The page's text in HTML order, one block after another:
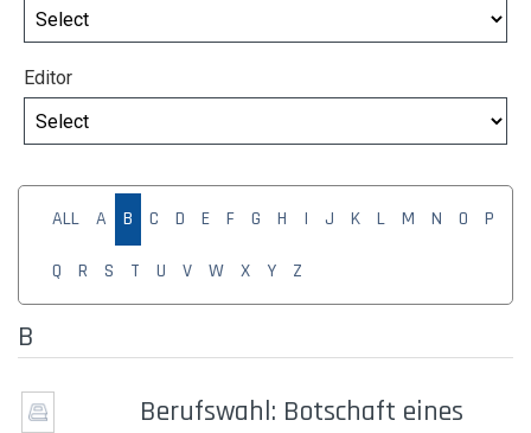
Editor
ALL A B C D E F G H I J K L M N O P
Q R S T U V W X Y Z
B
Berufswahl: Botschaft eines